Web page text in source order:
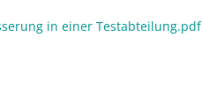
in einer Testabteilung.pdf